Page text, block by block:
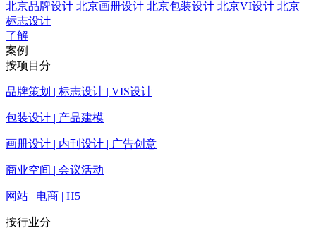
北京品牌设计 北京画册设计 北京包装设计 北京VI设计 北京
标志设计
了解
案例
按项目分
品牌策划 | 标志设计 | VIS设计
包装设计 | 产品建模
画册设计 | 内刊设计 | 广告创意
商业空间 | 会议活动
网站 | 电商 | H5
按行业分